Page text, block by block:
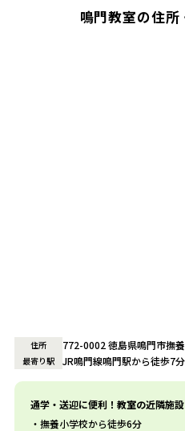
鳴門教室の住
住所 772-0002 徳島県鳴門市撫
最寄り駅 JR鳴門線鳴門駅から徒歩7分
通学・送迎に便利！教室の近隣施設
撫養小学校から徒歩6分